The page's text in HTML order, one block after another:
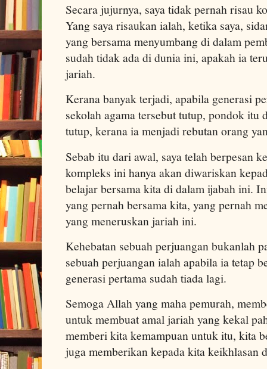
Secara jujurnya, saya tidak pernah risau
Yang saya risaukan ialah, ketika saya,
yang bersama menyumbang di dalam
sudah tidak ada di dunia ini, apakah ia
jariah.
Kerana banyak terjadi, apabila generasi
sekolah agama tersebut tutup, pondok
tutup, kerana ia menjadi rebutan orang
Sebab itu dari awal, saya telah berpesan
kompleks ini hanya akan diwariskan
belajar bersama kita di dalam ijabah ini.
yang pernah bersama kita, yang pernah
yang meneruskan jariah ini.
Kehebatan sebuah perjuangan bukanlah
sebuah perjuangan ialah apabila ia tetap
generasi pertama sudah tiada lagi.
Semoga Allah yang maha pemurah,
untuk membuat amal jariah yang kekal
memberi kita kemampuan untuk itu, kita
juga memberikan kepada kita keikhlasan